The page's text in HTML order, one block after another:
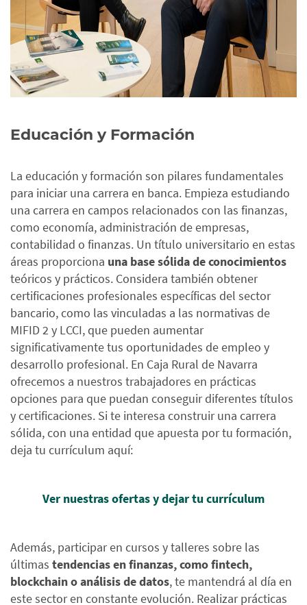
Educación y Formación
La educación y formación son pilares fundamentales
para iniciar una carrera en banca. Empieza estudiando
una carrera en campos relacionados con las finanzas,
como economía, administración de empresas,
contabilidad o finanzas. Un título universitario en estas
áreas proporciona una base sólida de conocimientos
teóricos y prácticos. Considera también obtener
certificaciones profesionales específicas del sector
bancario, como las vinculadas a las normativas de
MIFID 2 y LCCI, que pueden aumentar
significativamente tus oportunidades de empleo y
desarrollo profesional. En Caja Rural de Navarra
ofrecemos a nuestros trabajadores en prácticas
opciones para que puedan conseguir diferentes títulos
y certificaciones. Si te interesa construir una carrera
sólida, con una entidad que apuesta por tu formación,
deja tu currículum aquí:
Ver nuestras ofertas y dejar tu currículum
Además, participar en cursos y talleres sobre las
últimas tendencias en finanzas, como fintech,
blockchain o análisis de datos, te mantendrá al día en
este sector en constante evolución. Realizar prácticas